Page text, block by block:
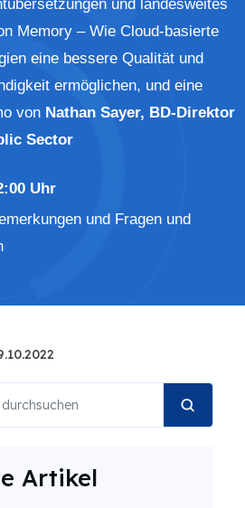
und landesweites
Memory – Wie Cloud-basierte
eine bessere Qualität und
ermöglichen, und eine
von Nathan Sayer, BD-Direktor
Sector
Uhr
und Fragen und
Artikel